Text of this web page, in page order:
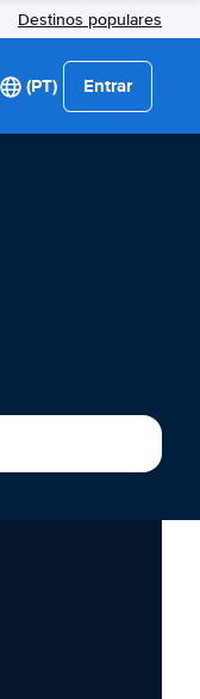
Destinos populares
(PT) Entrar